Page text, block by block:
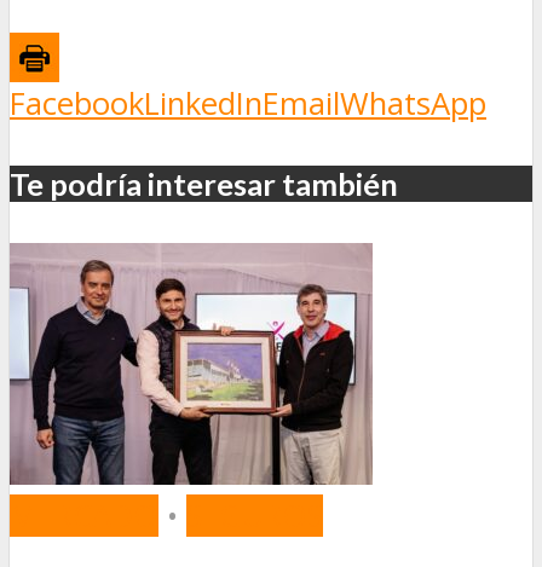
FacebookLinkedInEmailWhatsApp
Te podría interesar también
•